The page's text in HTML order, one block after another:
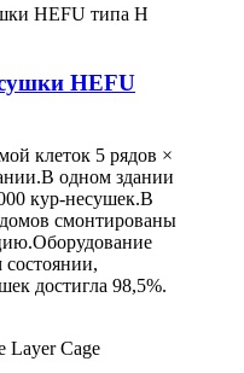
HEFU
клеток 5 рядов ×
одном здании
кур-несушек.В
смонтированы
состоянии,
достигла 98,5%.